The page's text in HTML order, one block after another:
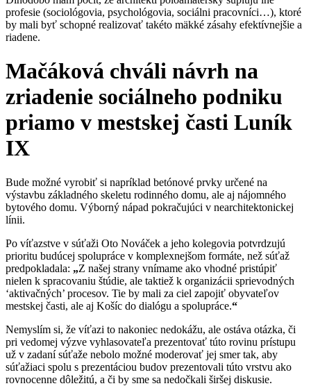
profesie (sociológovia, psychológovia, sociálni pracovníci…), ktoré
by mali byť schopné realizovať takéto mäkké zásahy efektívnejšie a
riadene.
Mačáková chváli návrh na
zriadenie sociálneho podniku
priamo v mestskej časti Luník
IX
Bude možné vyrobiť si napríklad betónové prvky určené na
výstavbu základného skeletu rodinného domu, ale aj nájomného
bytového domu. Výborný nápad pokračujúci v nearchitektonickej
línii.
Po víťazstve v súťaži Oto Nováček a jeho kolegovia potvrdzujú
prioritu budúcej spolupráce v komplexnejšom formáte, než súťaž
predpokladala: „Z našej strany vnímame ako vhodné pristúpiť
nielen k spracovaniu štúdie, ale taktiež k organizácii sprievodných
‘aktivačných’ procesov. Tie by mali za ciel zapojiť obyvateľov
mestskej časti, ale aj Košíc do dialógu a spolupráce.“
Nemyslím si, že víťazi to nakoniec nedokážu, ale ostáva otázka, či
pri vedomej výzve vyhlasovateľa prezentovať túto rovinu prístupu
už v zadaní súťaže nebolo možné moderovať jej smer tak, aby
súťažiaci spolu s prezentáciou budov prezentovali túto vrstvu ako
rovnocenne dôležitú, a či by sme sa nedočkali širšej diskusie.